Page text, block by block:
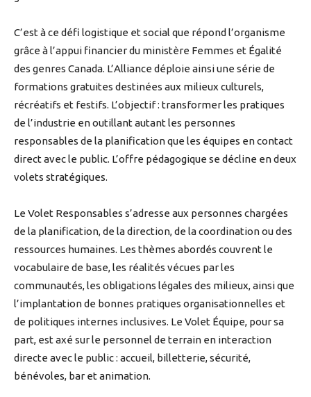
C’est à ce défi logistique et social que répond l’organisme
grâce à l’appui financier du ministère Femmes et Égalité
des genres Canada. L’Alliance déploie ainsi une série de
formations gratuites destinées aux milieux culturels,
récréatifs et festifs. L’objectif : transformer les pratiques
de l’industrie en outillant autant les personnes
responsables de la planification que les équipes en contact
direct avec le public. L’offre pédagogique se décline en deux
volets stratégiques.
Le Volet Responsables s’adresse aux personnes chargées
de la planification, de la direction, de la coordination ou des
ressources humaines. Les thèmes abordés couvrent le
vocabulaire de base, les réalités vécues par les
communautés, les obligations légales des milieux, ainsi que
l’implantation de bonnes pratiques organisationnelles et
de politiques internes inclusives. Le Volet Équipe, pour sa
part, est axé sur le personnel de terrain en interaction
directe avec le public : accueil, billetterie, sécurité,
bénévoles, bar et animation.